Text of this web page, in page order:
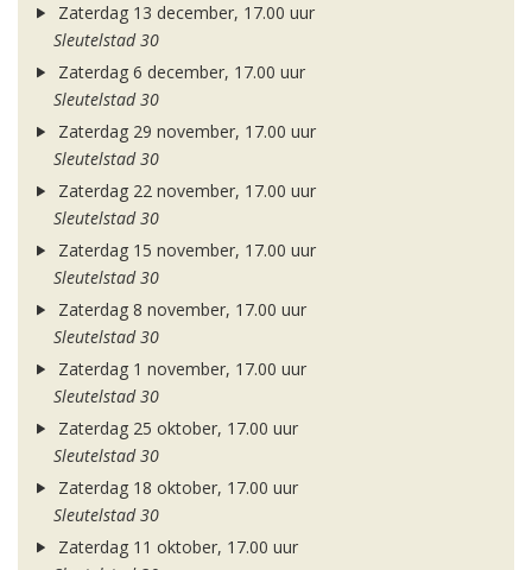
Zaterdag 13 december, 17.00 uur
Sleutelstad 30
Zaterdag 6 december, 17.00 uur
Sleutelstad 30
Zaterdag 29 november, 17.00 uur
Sleutelstad 30
Zaterdag 22 november, 17.00 uur
Sleutelstad 30
Zaterdag 15 november, 17.00 uur
Sleutelstad 30
Zaterdag 8 november, 17.00 uur
Sleutelstad 30
Zaterdag 1 november, 17.00 uur
Sleutelstad 30
Zaterdag 25 oktober, 17.00 uur
Sleutelstad 30
Zaterdag 18 oktober, 17.00 uur
Sleutelstad 30
Zaterdag 11 oktober, 17.00 uur